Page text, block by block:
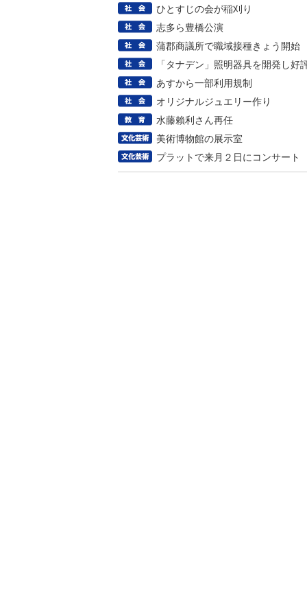
ひとすじの会が稲刈り
志多ら豊橋公演
蒲郡商議所で職域接種きょう開始
「タナデン」照明器具を開発し好
あすから一部利用規制
オリジナルジュエリー作り
水藤賴利さん再任
美術博物館の展示室
プラットで来月２日にコンサート